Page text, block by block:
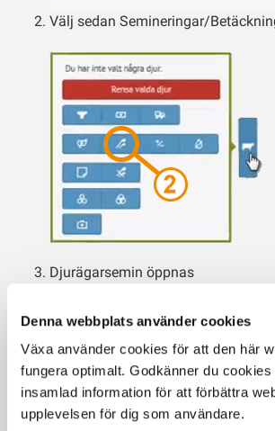
Denna webbplats använder cookies
Växa använder cookies för att den här
fungera optimalt. Godkänner du cookies
insamlad information för att förbättra
upplevelsen för dig som användare.
Välj sedan Semineringar/
Djurägarsemin öppnas
Här kan du se en instruktionsfilm